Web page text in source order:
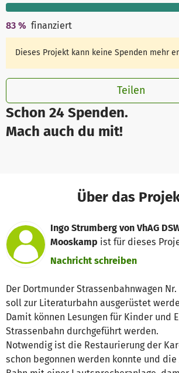
Schon 24 Spenden.
Mach auch du mit!
83 % finanziert
Dieses Projekt kann keine Spenden mehr
Teilen
Über das
Ingo Strumberg von VhAG
Mooskamp ist für dieses
Nachricht schreiben
Der Dortmunder Strassenbahnwagen Nr.
soll zur Literaturbahn ausgerüstet
Damit können Lesungen für Kinder und
Strassenbahn durchgeführt werden.
Notwendig ist die Restaurierung der
schon begonnen werden konnte und